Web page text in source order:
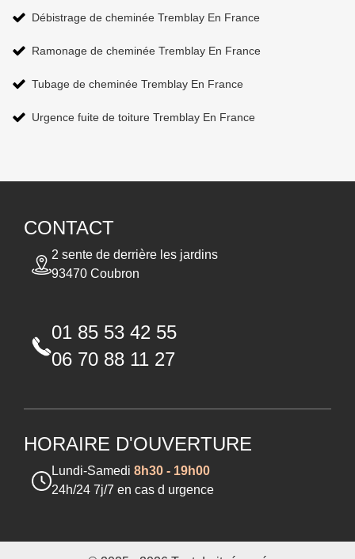
Débistrage de cheminée Tremblay En France
Ramonage de cheminée Tremblay En France
Tubage de cheminée Tremblay En France
Urgence fuite de toiture Tremblay En France
CONTACT
2 sente de derrière les jardins
93470 Coubron
01 85 53 42 55
06 70 88 11 27
HORAIRE D'OUVERTURE
Lundi-Samedi 8h30 - 19h00
24h/24 7j/7 en cas d urgence